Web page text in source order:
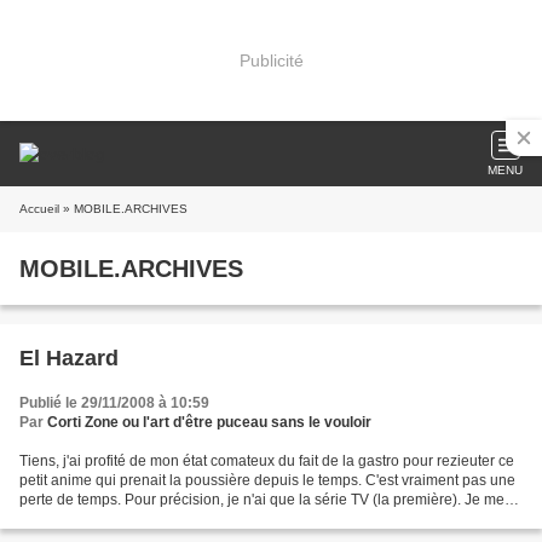
Publicité
MENU
Accueil » MOBILE.ARCHIVES
MOBILE.ARCHIVES
El Hazard
Publié le 29/11/2008 à 10:59
Par Corti Zone ou l'art d'être puceau sans le vouloir
Tiens, j'ai profité de mon état comateux du fait de la gastro pour rezieuter ce
petit anime qui prenait la poussière depuis le temps. C'est vraiment pas une
perte de temps. Pour précision, je n'ai que la série TV (la première). Je me